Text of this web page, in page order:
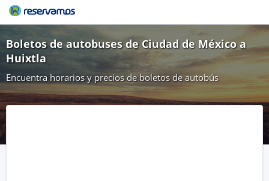
Boletos de autobuses de Ciudad de México a
Huixtla
Encuentra horarios y precios de boletos de autobús